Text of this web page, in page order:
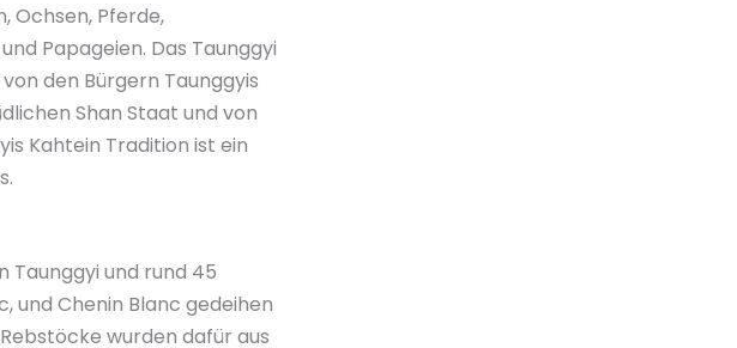
Ochsen, Pferde,
Papageien. Das Taunggyi
den Bürgern Taunggyis
Shan Staat und von
Kahtein Tradition ist ein
Taunggyi und rund 45
und Chenin Blanc gedeihen
wurden dafür aus